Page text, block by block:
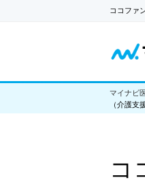
ココファ
マイナビ
（介護支
コ